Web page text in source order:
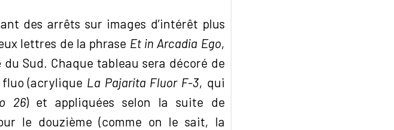
des arrêts sur images d’intérêt plus
lettres de la phrase Et in Arcadia Ego,
Sud. Chaque tableau sera décoré de
(acrylique La Pajarita Fluor F-3, qui
26) et appliquées selon la suite de
le douzième (comme on le sait, la